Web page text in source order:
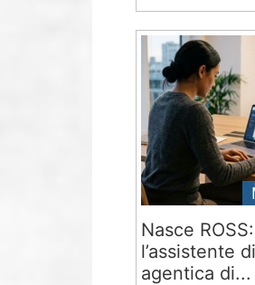
Nasce ROSS:
l’assistente
agentica di...